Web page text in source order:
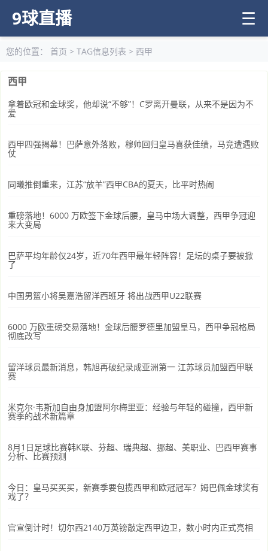
9球直播 ☰
您的位置： 首页 > TAG信息列表 > 西甲
西甲
拿着欧冠和金球奖，他却说“不够”！C罗离开曼联，从来不是因为不
爱
西甲四强揭幕！巴萨意外落败，穆帅回归皇马喜获佳绩，马竞遭遇败
仗
同曦推倒重来，江苏“放羊”西甲CBA的夏天，比平时热闹
重磅落地！6000 万欧签下金球后腰，皇马中场大调整，西甲争冠迎
来大变局
巴萨平均年龄仅24岁，近70年西甲最年轻阵容！足坛的桌子要被掀
了
中国男篮小将吴嘉浩留洋西班牙 将出战西甲U22联赛
6000 万欧重磅交易落地！金球后腰罗德里加盟皇马，西甲争冠格局
彻底改写
留洋球员最新消息，韩旭再破纪录成亚洲第一 江苏球员加盟西甲联
赛
米克尔·韦斯加自由身加盟阿尔梅里亚：经验与年轻的碰撞，西甲新
赛季的战术新篇章
8月1日足球比赛韩K联、芬超、瑞典超、挪超、美职业、巴西甲赛事
分析、比赛预测
今日：皇马买买买，新赛季要包揽西甲和欧冠冠军？姆巴佩金球奖有
戏了？
官宣倒计时！切尔西2140万英镑敲定西甲边卫，数小时内正式亮相